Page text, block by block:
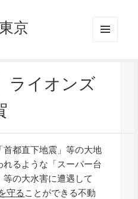
京
ライオンズ
首都直下地震」等の大地
るような「スーパー台
の大水害に遭遇して
守る ことができる不動